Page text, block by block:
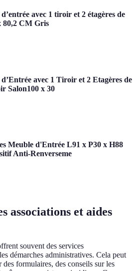
avec 1 tiroir et 2 étagères de
80,2 CM Gris
avec 1 Tiroir et 2 Etagères de
Salon100 x 30
Meuble d'Entrée L91 x P30 x H88
Anti-Renverseme
associations et aides
souvent des services
démarches administratives. Cela peut
formulaires, des conseils sur les